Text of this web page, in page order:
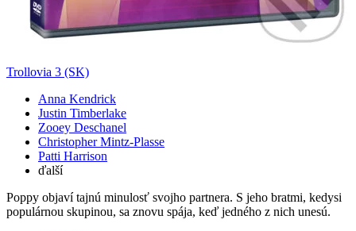
Trollovia 3 (SK)
Anna Kendrick
Justin Timberlake
Zooey Deschanel
Christopher Mintz-Plasse
Patti Harrison
ďalší
Poppy objaví tajnú minulosť svojho partnera. S jeho bratmi, kedysi
populárnou skupinou, sa znovu spája, keď jedného z nich unesú.